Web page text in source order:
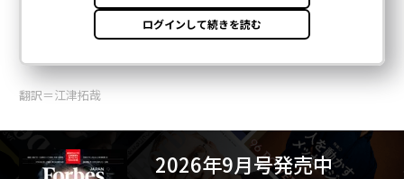
翻訳＝江津拓哉
2026年9月号発売中